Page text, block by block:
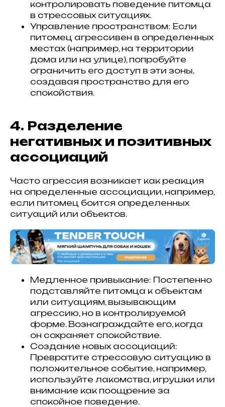
контролировать поведение питомца
в стрессовых ситуациях.
Управление пространством: Если
питомец агрессивен в определенных
местах (например, на территории
дома или на улице), попробуйте
ограничить его доступ в эти зоны,
создавая пространство для его
спокойствия.
4. Разделение
негативных и позитивных
ассоциаций
Часто агрессия возникает как реакция
на определенные ассоциации, например,
если питомец боится определенных
ситуаций или объектов.
Медленное привыкание: Постепенно
подставляйте питомца к объектам
или ситуациям, вызывающим
агрессию, но в контролируемой
форме. Вознаграждайте его, когда
он сохраняет спокойствие.
Создание новых ассоциаций:
Превратите стрессовую ситуацию в
положительное событие, например,
используйте лакомства, игрушки или
внимание как поощрение за
спокойное поведение.